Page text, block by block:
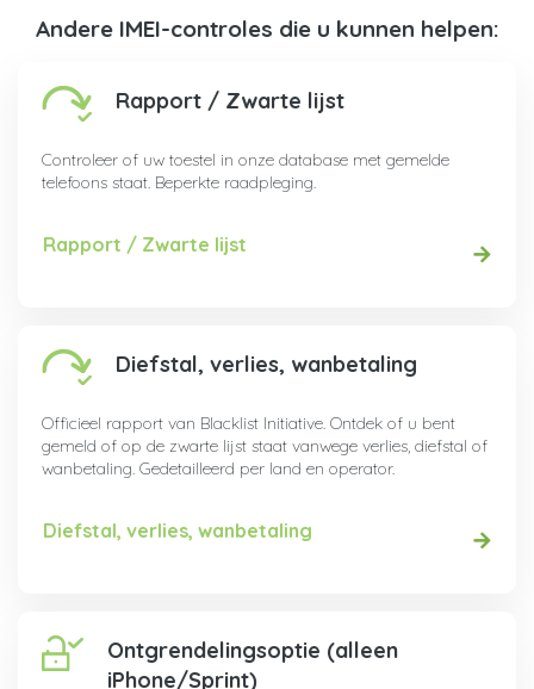
Andere IMEI-controles die u kunnen helpen:
Rapport / Zwarte lijst
Controleer of uw toestel in onze database met gemelde
telefoons staat. Beperkte raadpleging.
Rapport / Zwarte lijst
Diefstal, verlies, wanbetaling
Officieel rapport van Blacklist Initiative. Ontdek of u bent
gemeld of op de zwarte lijst staat vanwege verlies, diefstal of
wanbetaling. Gedetailleerd per land en operator.
Diefstal, verlies, wanbetaling
Ontgrendelingsoptie (alleen
iPhone/Sprint)